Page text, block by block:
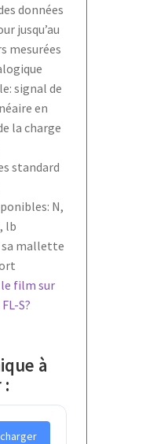
données
jusqu’au
mesurées
signal de
en
la charge
standard
N,
lb
sa mallette
film sur
S?
à